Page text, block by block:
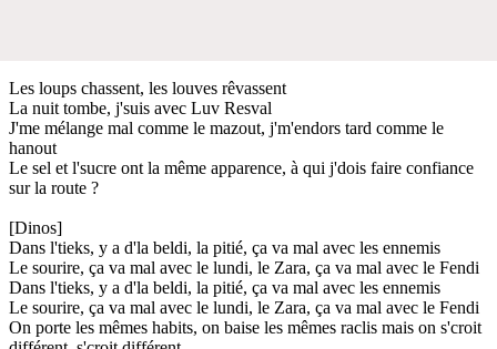
Les loups chassent, les louves rêvassent
La nuit tombe, j'suis avec Luv Resval
J'me mélange mal comme le mazout, j'm'endors tard comme le
hanout
Le sel et l'sucre ont la même apparence, à qui j'dois faire confiance
sur la route ?
[Dinos]
Dans l'tieks, y a d'la beldi, la pitié, ça va mal avec les ennemis
Le sourire, ça va mal avec le lundi, le Zara, ça va mal avec le Fendi
Dans l'tieks, y a d'la beldi, la pitié, ça va mal avec les ennemis
Le sourire, ça va mal avec le lundi, le Zara, ça va mal avec le Fendi
On porte les mêmes habits, on baise les mêmes raclis mais on s'croit